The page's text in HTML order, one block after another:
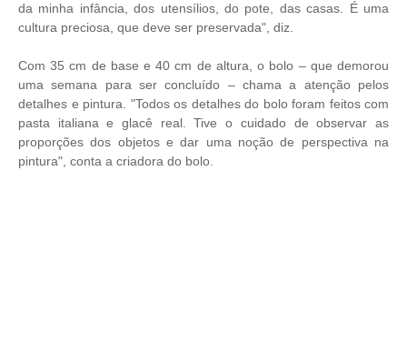
da minha infância, dos utensílios, do pote, das casas. É uma
cultura preciosa, que deve ser preservada", diz.
Com 35 cm de base e 40 cm de altura, o bolo – que demorou
uma semana para ser concluído – chama a atenção pelos
detalhes e pintura. "Todos os detalhes do bolo foram feitos com
pasta italiana e glacê real. Tive o cuidado de observar as
proporções dos objetos e dar uma noção de perspectiva na
pintura", conta a criadora do bolo.